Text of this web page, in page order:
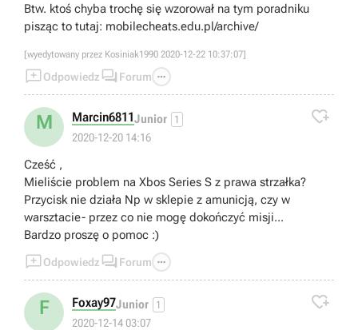
Btw. ktoś chyba trochę się wzorował na tym poradniku
pisząc to tutaj: mobilecheats.edu.pl/archive/
[wyedytowany przez Kosiniak1990 2020-12-22 10:37:07]
Odpowiedz  Forum 
M Marcin6811Junior 1
2020-12-20 14:16

Cześć ,
Mieliście problem na Xbos Series S z prawa strzałka?
Przycisk nie działa Np w sklepie z amunicją, czy w
warsztacie- przez co nie mogę dokończyć misji...
Bardzo proszę o pomoc :)
Odpowiedz  Forum 
F Foxay97Junior 1
2020-12-14 03:07
